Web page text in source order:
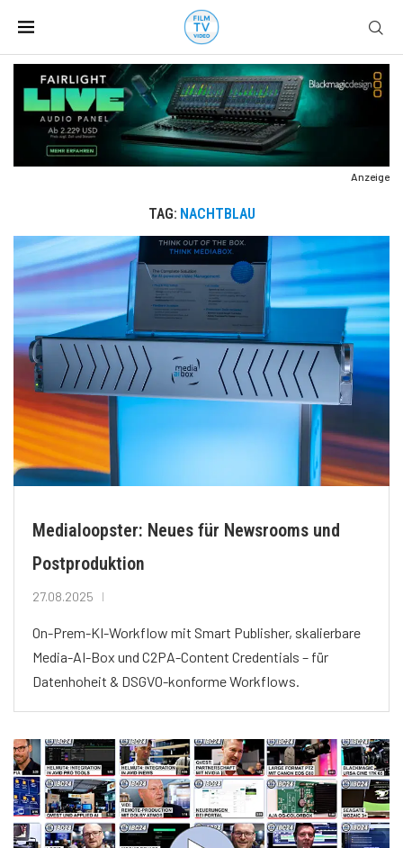
Anzeige
TAG: NACHTBLAU
Medialoopster: Neues für Newsrooms und
Postproduktion
27.08.2025
On-Prem-KI-Workflow mit Smart Publisher, skalierbare
Media-AI-Box und C2PA-Content Credentials – für
Datenhoheit & DSGVO-konforme Workflows.